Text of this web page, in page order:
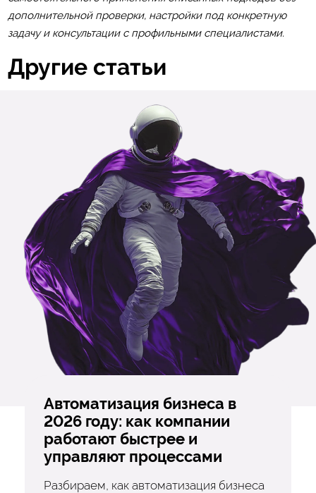
дополнительной проверки, настройки под конкретную
задачу и консультации с профильными специалистами.
Другие статьи
Автоматизация бизнеса в
2026 году: как компании
работают быстрее и
управляют процессами
Разбираем, как автоматизация бизнеса